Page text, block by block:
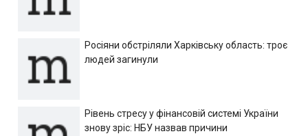
Росіяни обстріляли Харківську область: троє
людей загинули
Рівень стресу у фінансовій системі України
знову зріс: НБУ назвав причини